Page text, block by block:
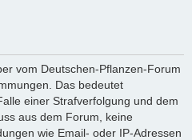
vom Deutschen-Pflanzen-Forum
Das bedeutet
einer Strafverfolgung und dem
aus dem Forum, keine
wie Email- oder IP-Adressen